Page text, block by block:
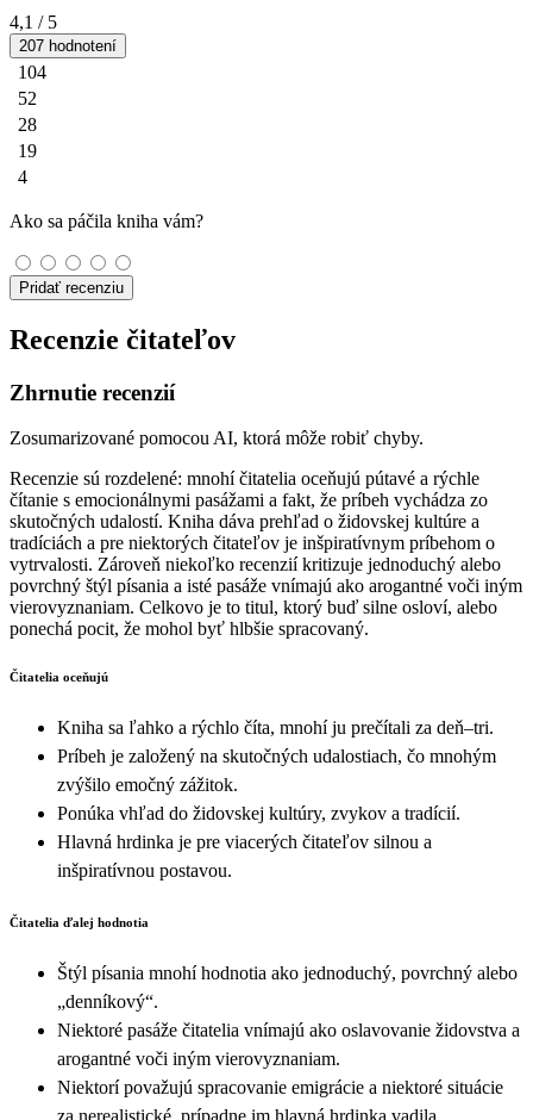
4,1 / 5
207 hodnotení
104
52
28
19
4
Ako sa páčila kniha vám?
Pridať recenziu
Recenzie čitateľov
Zhrnutie recenzií
Zosumarizované pomocou AI, ktorá môže robiť chyby.
Recenzie sú rozdelené: mnohí čitatelia oceňujú pútavé a rýchle
čítanie s emocionálnymi pasážami a fakt, že príbeh vychádza zo
skutočných udalostí. Kniha dáva prehľad o židovskej kultúre a
tradíciách a pre niektorých čitateľov je inšpiratívnym príbehom o
vytrvalosti. Zároveň niekoľko recenzií kritizuje jednoduchý alebo
povrchný štýl písania a isté pasáže vnímajú ako arogantné voči iným
vierovyznaniam. Celkovo je to titul, ktorý buď silne osloví, alebo
ponechá pocit, že mohol byť hlbšie spracovaný.
Čitatelia oceňujú
Kniha sa ľahko a rýchlo číta, mnohí ju prečítali za deň–tri.
Príbeh je založený na skutočných udalostiach, čo mnohým
zvýšilo emočný zážitok.
Ponúka vhľad do židovskej kultúry, zvykov a tradícií.
Hlavná hrdinka je pre viacerých čitateľov silnou a
inšpiratívnou postavou.
Čitatelia ďalej hodnotia
Štýl písania mnohí hodnotia ako jednoduchý, povrchný alebo
„denníkový“.
Niektoré pasáže čitatelia vnímajú ako oslavovanie židovstva a
arogantné voči iným vierovyznaniam.
Niektorí považujú spracovanie emigrácie a niektoré situácie